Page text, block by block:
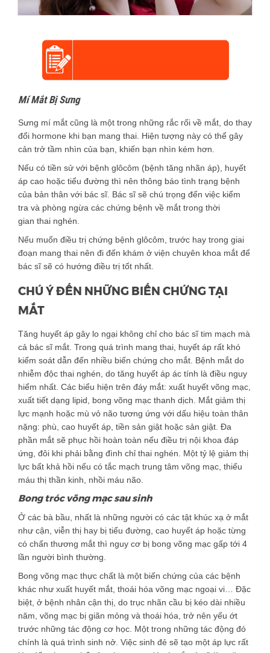
Mí Mắt Bị Sưng
Sưng mí mắt cũng là một trong những rắc rối về mắt, do thay
đổi hormone khi bạn mang thai. Hiện tượng này có thể gây
cản trở tầm nhìn của bạn, khiến bạn nhìn kém hơn.
Nếu có tiền sử với bệnh glôcôm (bệnh tăng nhãn áp), huyết
áp cao hoặc tiểu đường thì nên thông báo tình trạng bệnh
của bản thân với bác sĩ. Bác sĩ sẽ chú trọng đến việc kiểm
tra và phòng ngừa các chứng bệnh về mắt trong thời
gian thai nghén.
Nếu muốn điều trị chứng bệnh glôcôm, trước hay trong giai
đoạn mang thai nên đi đến khám ở viện chuyên khoa mắt để
bác sĩ sẽ có hướng điều trị tốt nhất.
CHÚ Ý ĐẾN NHỮNG BIẾN CHỨNG TẠI
MẮT
Tăng huyết áp gây lo ngại không chỉ cho bác sĩ tim mạch mà
cả bác sĩ mắt. Trong quá trình mang thai, huyết áp rất khó
kiểm soát dẫn đến nhiều biến chứng cho mắt. Bệnh mắt do
nhiễm độc thai nghén, do tăng huyết áp ác tính là điều nguy
hiểm nhất. Các biểu hiện trên đáy mắt: xuất huyết võng mạc,
xuất tiết dạng lipid, bong võng mạc thanh dịch. Mắt giảm thị
lực mạnh hoặc mù vỏ não tương ứng với dấu hiệu toàn thân
nặng: phù, cao huyết áp, tiền sản giật hoặc sản giật. Đa
phần mắt sẽ phục hồi hoàn toàn nếu điều trị nội khoa đáp
ứng, đôi khi phải bằng đình chỉ thai nghén. Một tỷ lệ giảm thị
lực bất khả hồi nếu có tắc mạch trung tâm võng mạc, thiếu
máu thị thần kinh, nhồi máu não.
Bong tróc võng mạc sau sinh
Ở các bà bầu, nhất là những người có các tật khúc xạ ở mắt
như cận, viễn thị hay bị tiểu đường, cao huyết áp hoặc từng
có chấn thương mắt thì nguy cơ bị bong võng mạc gấp tới 4
lần người bình thường.
Bong võng mạc thực chất là một biến chứng của các bệnh
khác như xuất huyết mắt, thoái hóa võng mạc ngoại vi… Đặc
biệt, ở bệnh nhân cận thị, do trục nhãn cầu bị kéo dài nhiều
năm, võng mạc bị giãn mỏng và thoái hóa, trở nên yếu ớt
trước những tác động cơ học. Một trong những tác động đó
chính là quá trình sinh nở. Việc sinh đẻ sẽ tạo một áp lực rất